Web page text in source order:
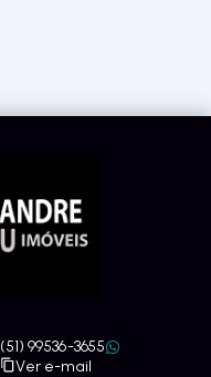
(51) 99536-3655
Ver e-mail